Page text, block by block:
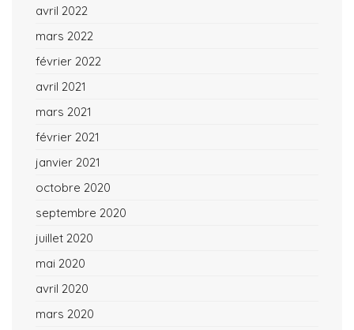
avril 2022
mars 2022
février 2022
avril 2021
mars 2021
février 2021
janvier 2021
octobre 2020
septembre 2020
juillet 2020
mai 2020
avril 2020
mars 2020